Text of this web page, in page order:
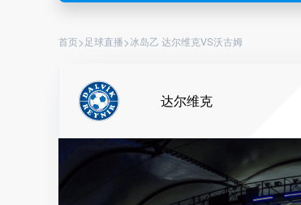
首页> 足球直播>冰岛乙 达尔维克VS沃古姆
达尔维克